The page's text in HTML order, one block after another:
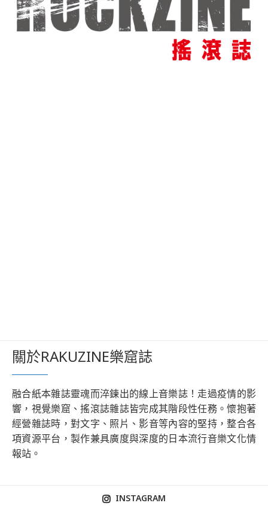
關於RAKUZINE樂窟誌
融合紙本雜誌靈魂而淬鍊出的線上音樂誌！走過疫情的影
響，視覺樂窟、搖滾誌雜誌皆完成其階段性任務。懷抱著
經營雜誌時，對文字、照片、影音等內容的堅持，整合各
項資源平台，製作兼具廣度與深度的日本流行音樂文化情
報站。
INSTAGRAM